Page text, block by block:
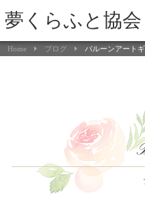
夢くらふと協会
Home ブログ バルーンアート